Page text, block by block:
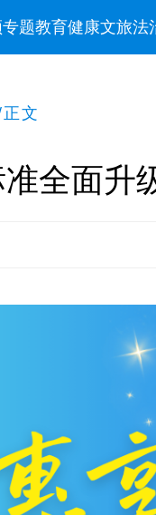
专题教育健康文旅法
正文
全面升